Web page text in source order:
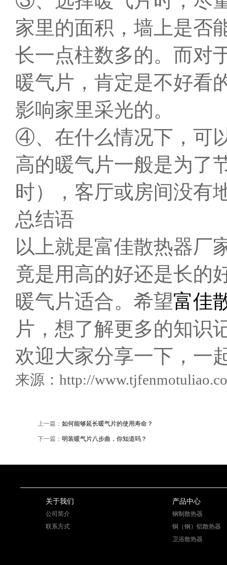
家里的面积，墙上是否
长一点柱数多的。而对
暖气片，肯定是不好看
影响家里采光的。
④、在什么情况下，可
高的暖气片一般是为了
时），客厅或房间没有
总结语
以上就是富佳散热器厂
竟是用高的好还是长的
暖气片适合。希望富佳
片，想了解更多的知识
欢迎大家分享一下，一
来源：http://
上一篇： 如何能够延长暖气片的使用寿命？
下一篇： 明装暖气片八步曲，你知道吗？
关于我们
公司简介
联系方式
产品中心
钢制散热器
铜（钢）铝散热器
卫浴散热器